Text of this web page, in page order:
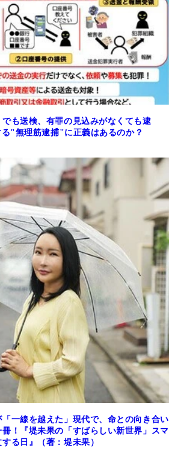
でも送検、有罪の見込みがなくても逮
"無理筋逮捕"に正義はあるのか？
一線を越えた」現代で、命との向き合い
！『堤未果の「すばらしい新世界」スマ
る日』（著：堤未果）